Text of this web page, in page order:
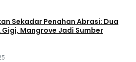
Sekadar Penahan Abrasi: Dua
Gigi, Mangrove Jadi Sumber